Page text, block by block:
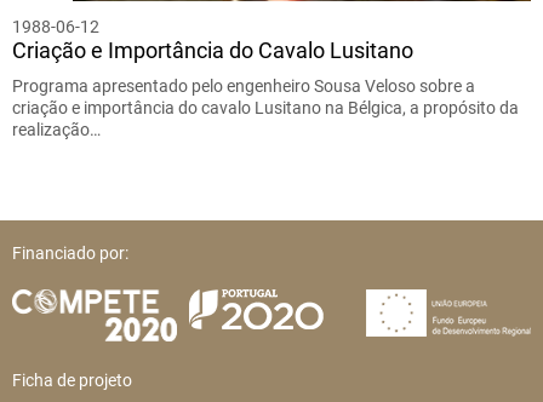
1988-06-12
Criação e Importância do Cavalo Lusitano
Programa apresentado pelo engenheiro Sousa Veloso sobre a
criação e importância do cavalo Lusitano na Bélgica, a propósito da
realização…
Financiado por:
Ficha de projeto